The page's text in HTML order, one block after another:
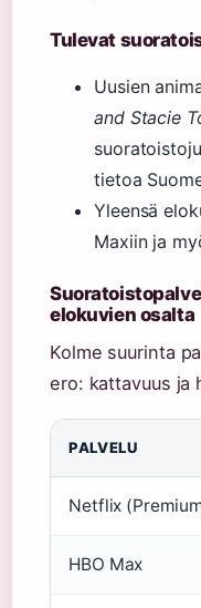
Tulevat
Uusien
and Stacie
tietoa
Yleensä
Maxiin ja
elokuvien osalta
Kolme suurinta
ero: kattavuus ja
PALVELU
Netflix
HBO Max